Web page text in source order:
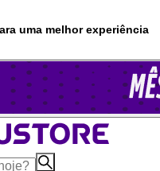
uma melhor experiência